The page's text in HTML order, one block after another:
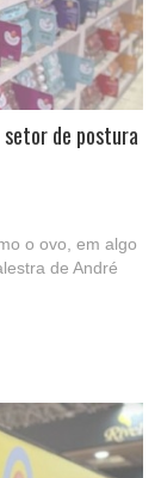
de postura
o ovo, em algo
de André